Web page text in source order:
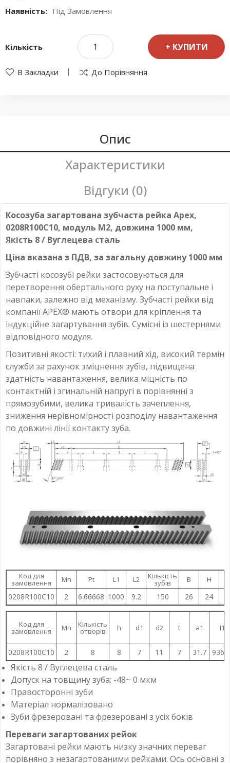
Наявність: Під Замовлення
Кількість КУПИТИ
В Закладки До Порівняння
Опис
Характеристики
Відгуки (0)
Косозуба загартована зубчаста рейка Apex,
0208R100C10, модуль М2, довжина 1000 мм,
Якість 8 / Вуглецева сталь
Ціна вказана з ПДВ, за загальну довжину 1000 мм
Зубчасті косозубі рейки застосовуються для
перетворення обертального руху на поступальне і
навпаки, залежно від механізму. Зубчасті рейки від
компанії АРЕХ® мають отвори для кріплення та
індукційне загартування зубів. Сумісні із шестернями
відповідного модуля.
Позитивні якості: тихий і плавний хід, високий термін
служби за рахунок зміцнення зубів, підвищена
здатність навантаження, велика міцність по
контактній і згинальній напругі в порівнянні з
прямозубими, велика тривалість зачеплення,
зниження нерівномірності розподілу навантаження
по довжині лінії контакту зуба.
Код для
замовлення Mn Pt L1 L2 Кількість
зубів B H
0208R100C10 2 6.66668 1000 9.2 150 26 24
Код для
замовлення Mn Кількість
отворів h d1 d2 t a1 I1
0208R100C10 2 8 8 7 11 7 31.7 936,6
Якість 8 / Вуглецева сталь
Допуск на товщину зуба: -48~ 0 мкм
Правосторонні зуби
Матеріал нормалізовано
Зуби фрезеровані та фрезеровані з усіх боків
Переваги загартованих рейок
Загартовані рейки мають низку значних переваг
порівняно з незагартованими рейками. Ось основні з